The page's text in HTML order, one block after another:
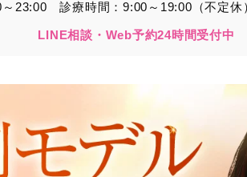
とができる情報
スの内容、ご利用日時、閲覧履歴等に関
ログ等の利用状況に関する情報を含みま
収集する情報
報をパブリックDMP事業者およびアフィ
～23:00診療時間：9:00～19:00（不定休
LINE相談・Web予約24時間受付中